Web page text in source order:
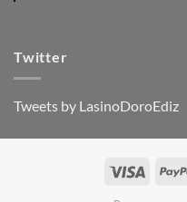
Twitter
Tweets by LasinoDoroEdiz
Visa